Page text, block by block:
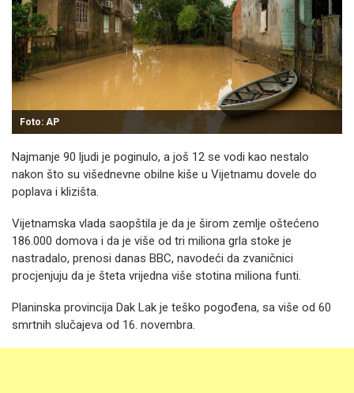
Foto: AP
Najmanje 90 ljudi je poginulo, a još 12 se vodi kao nestalo
nakon što su višednevne obilne kiše u Vijetnamu dovele do
poplava i klizišta.
Vijetnamska vlada saopštila je da je širom zemlje oštećeno
186.000 domova i da je više od tri miliona grla stoke je
nastradalo, prenosi danas BBC, navodeći da zvaničnici
procjenjuju da je šteta vrijedna više stotina miliona funti.
Planinska provincija Dak Lak je teško pogođena, sa više od 60
smrtnih slučajeva od 16. novembra.